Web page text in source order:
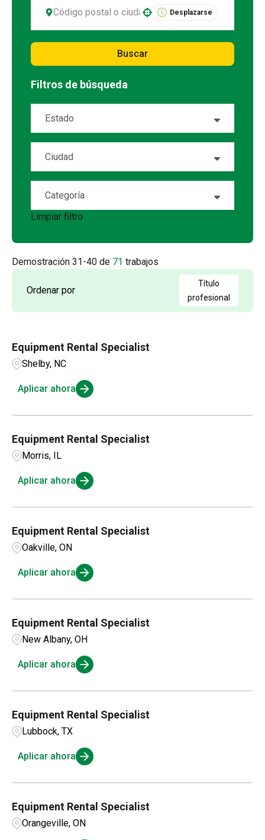
Desplazarse
Buscar
Filtros de búsqueda
Estado
Alberta 1
British Columbia 5
California 1
Florida
Hawaii 1
Indiana
Ciudad
Abeline 1
Asheville 1
Barre 1
Boca Raton 1
Brighton
Categoría
Equipment Rental
Limpiar filtro
Demostración 31-40 de 71 trabajos
Ordenar por
Título
profesional
Equipment Rental Specialist
Shelby, NC
Aplicar ahora
Equipment Rental Specialist
Morris, IL
Aplicar ahora
Equipment Rental Specialist
Oakville, ON
Aplicar ahora
Equipment Rental Specialist
New Albany, OH
Aplicar ahora
Equipment Rental Specialist
Lubbock, TX
Aplicar ahora
Equipment Rental Specialist
Orangeville, ON